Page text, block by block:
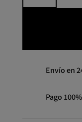
pedrería
Envío en
Pago